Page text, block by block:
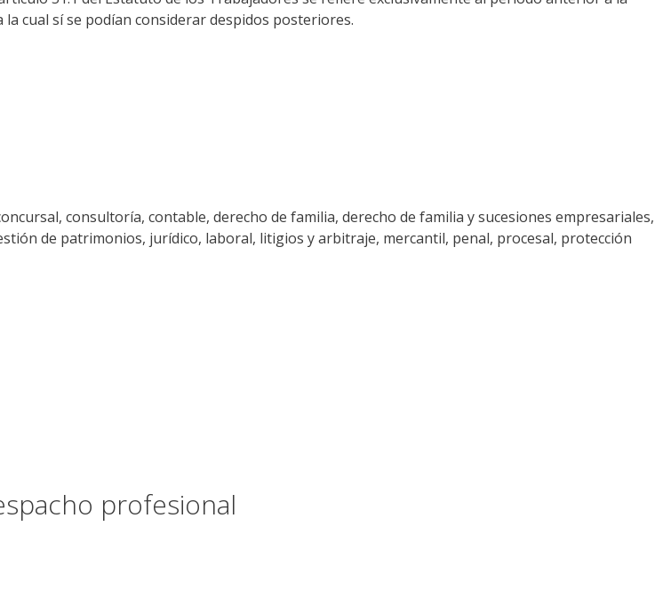
cual sí se podían considerar despidos posteriores.
consultoría, contable, derecho de familia, derecho de familia y sucesiones empresariales,
de patrimonios, jurídico, laboral, litigios y arbitraje, mercantil, penal, procesal, protección
profesional